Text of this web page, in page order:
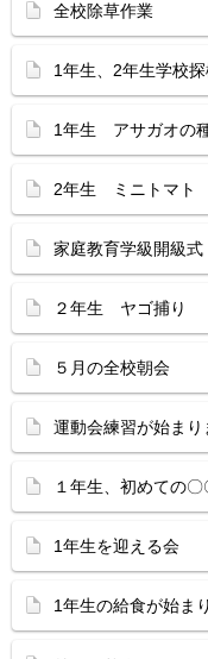
全校除草作業
1年生、2年生学校探
1年生 アサガオの
2年生 ミニトマト
家庭教育学級開級式
２年生 ヤゴ捕り
５月の全校朝会
運動会練習が始まり
１年生、初めての〇
1年生を迎える会
1年生の給食が始ま